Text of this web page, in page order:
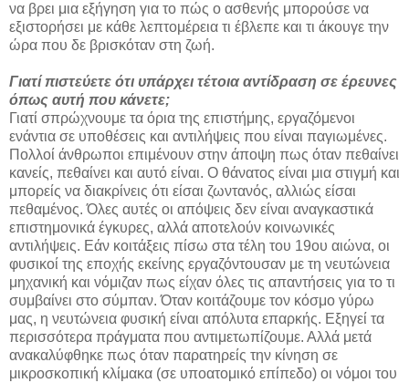
να βρει μια εξήγηση για το πώς ο ασθενής μπορούσε να
εξιστορήσει με κάθε λεπτομέρεια τι έβλεπε και τι άκουγε την
ώρα που δε βρισκόταν στη ζωή.
Γιατί πιστεύετε ότι υπάρχει τέτοια αντίδραση σε έρευνες
όπως αυτή που κάνετε;
Γιατί σπρώχνουμε τα όρια της επιστήμης, εργαζόμενοι
ενάντια σε υποθέσεις και αντιλήψεις που είναι παγιωμένες.
Πολλοί άνθρωποι επιμένουν στην άποψη πως όταν πεθαίνει
κανείς, πεθαίνει και αυτό είναι. Ο θάνατος είναι μια στιγμή και
μπορείς να διακρίνεις ότι είσαι ζωντανός, αλλιώς είσαι
πεθαμένος. Όλες αυτές οι απόψεις δεν είναι αναγκαστικά
επιστημονικά έγκυρες, αλλά αποτελούν κοινωνικές
αντιλήψεις. Εάν κοιτάξεις πίσω στα τέλη του 19ου αιώνα, οι
φυσικοί της εποχής εκείνης εργαζόντουσαν με τη νευτώνεια
μηχανική και νόμιζαν πως είχαν όλες τις απαντήσεις για το τι
συμβαίνει στο σύμπαν. Όταν κοιτάζουμε τον κόσμο γύρω
μας, η νευτώνεια φυσική είναι απόλυτα επαρκής. Εξηγεί τα
περισσότερα πράγματα που αντιμετωπίζουμε. Αλλά μετά
ανακαλύφθηκε πως όταν παρατηρείς την κίνηση σε
μικροσκοπική κλίμακα (σε υποατομικό επίπεδο) οι νόμοι του